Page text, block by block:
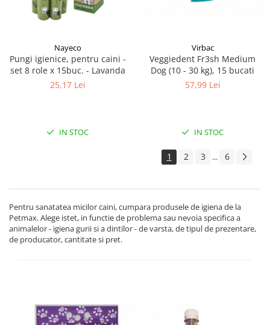
Nayeco
Pungi igienice, pentru caini -
set 8 role x 15buc. - Lavanda
25,17 Lei
IN STOC
Virbac
Veggiedent Fr3sh Medium
Dog (10 - 30 kg), 15 bucati
57,99 Lei
IN STOC
1 2 3 ... 6
Pentru sanatatea micilor caini, cumpara produsele de igiena de la
Petmax. Alege istet, in functie de problema sau nevoia specifica a
animalelor - igiena gurii si a dintilor - de varsta, de tipul de prezentare,
de producator, cantitate si pret.